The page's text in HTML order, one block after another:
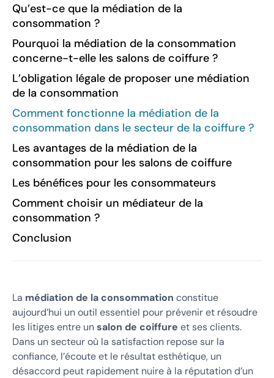
Qu’est-ce que la médiation de la
consommation ?
Pourquoi la médiation de la consommation
concerne-t-elle les salons de coiffure ?
L’obligation légale de proposer une médiation
de la consommation
Comment fonctionne la médiation de la
consommation dans le secteur de la coiffure ?
Les avantages de la médiation de la
consommation pour les salons de coiffure
Les bénéfices pour les consommateurs
Comment choisir un médiateur de la
consommation ?
Conclusion
La médiation de la consommation constitue
aujourd’hui un outil essentiel pour prévenir et résoudre
les litiges entre unsalon de coiffure et ses clients.
Dans un secteur où la satisfaction repose sur la
confiance, l’écoute et le résultat esthétique, un
désaccord peut rapidement nuire à la réputation d’un